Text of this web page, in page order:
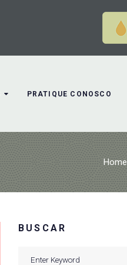
PRATIQUE CONOSCO
Home
BUSCAR